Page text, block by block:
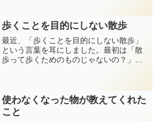
います。今回は今年の生き...
歩くことを目的にしない散歩
最近、「歩くことを目的にしない散歩」
という言葉を耳にしました。最初は「散
歩って歩くためのものじゃないの？」と
ではなく、もっと自由に、...
使わなくなった物が教えてくれた
こと